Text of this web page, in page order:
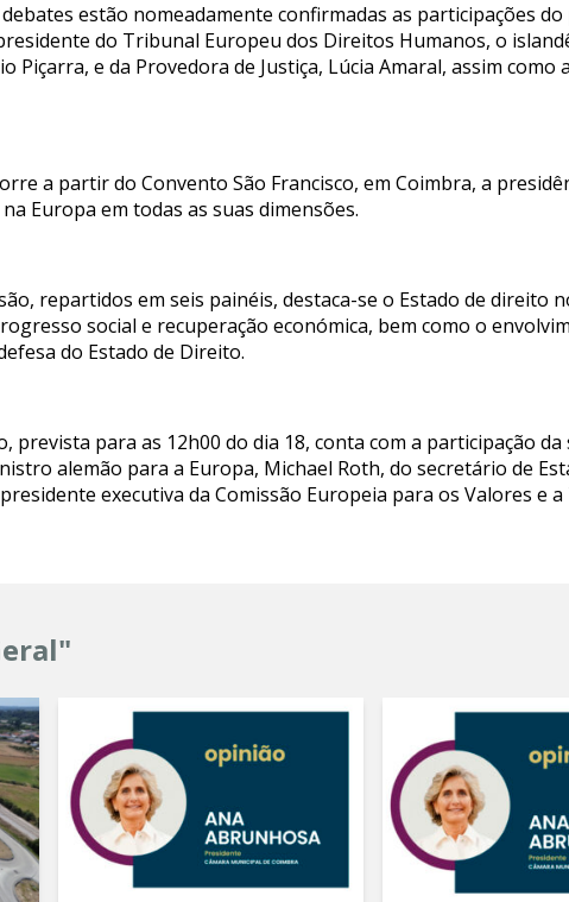
estão nomeadamente confirmadas as participações
do Tribunal Europeu dos Direitos Humanos, o
Piçarra, e da Provedora de Justiça, Lúcia Amaral, assim como
a partir do Convento São Francisco, em Coimbra, a
Europa em todas as suas dimensões.
repartidos em seis painéis, destaca-se o Estado de direito
social e recuperação económica, bem como o
do Estado de Direito.
prevista para as 12h00 do dia 18, conta com a participação
alemão para a Europa, Michael Roth, do secretário de
executiva da Comissão Europeia para os Valores e